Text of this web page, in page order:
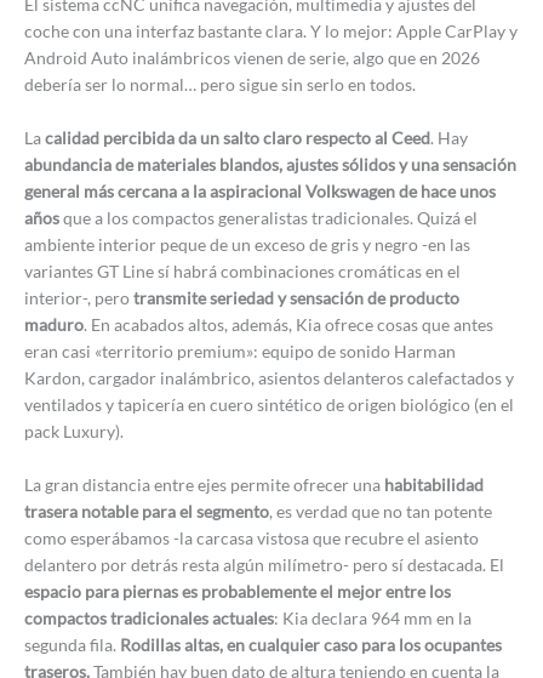
El sistema ccNC unifica navegación, multimedia y ajustes del
coche con una interfaz bastante clara. Y lo mejor: Apple CarPlay y
Android Auto inalámbricos vienen de serie, algo que en 2026
debería ser lo normal… pero sigue sin serlo en todos.
Lacalidad percibida da un salto claro respecto al Ceed. Hay
abundancia de materiales blandos, ajustes sólidos y una sensación
general más cercana a la aspiracional Volkswagen de hace unos
añosque a los compactos generalistas tradicionales. Quizá el
ambiente interior peque de un exceso de gris y negro -en las
variantes GT Line sí habrá combinaciones cromáticas en el
interior-, perotransmite seriedad y sensación de producto
maduro. En acabados altos, además, Kia ofrece cosas que antes
eran casi «territorio premium»: equipo de sonido Harman
Kardon, cargador inalámbrico, asientos delanteros calefactados y
ventilados y tapicería en cuero sintético de origen biológico (en el
pack Luxury).
La gran distancia entre ejes permite ofrecer una habitabilidad
trasera notable para el segmento, es verdad que no tan potente
como esperábamos -la carcasa vistosa que recubre el asiento
delantero por detrás resta algún milímetro- pero sí destacada. El
espacio para piernas es probablemente el mejor entre los
compactos tradicionales actuales: Kia declara 964 mm en la
segunda fila. Rodillas altas, en cualquier caso para los ocupantes
traseros.También hay buen dato de altura teniendo en cuenta la